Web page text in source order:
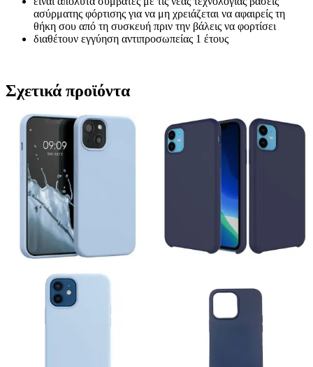
ασύρματης φόρτισης για να μη χρειάζεται να αφαιρείς τη
θήκη σου από τη συσκευή πριν την βάλεις να φορτίσει
διαθέτουν εγγύηση αντιπροσωπείας 1 έτους
Σχετικά προϊόντα